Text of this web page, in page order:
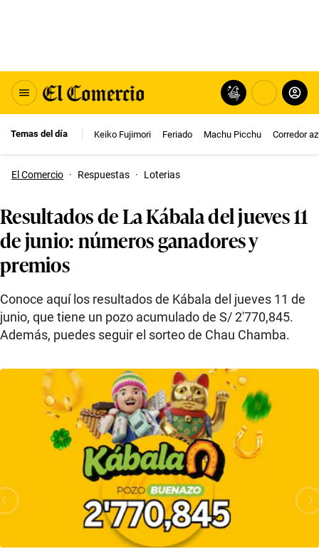
Temas del día Keiko Fujimori Feriado Machu Picchu Corredor
El Comercio · Respuestas · Loterias
Resultados de La Kábala del jueves 11
de junio: números ganadores y
premios
Conoce aquí los resultados de Kábala del jueves 11 de
junio, que tiene un pozo acumulado de S/ 2′770,845.
Además, puedes seguir el sorteo de Chau Chamba.